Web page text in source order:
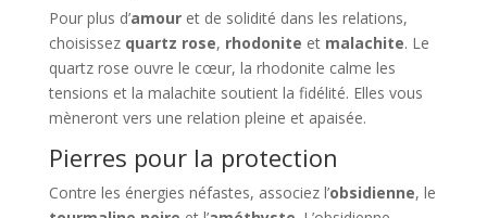
Pour plus d’amouret de solidité dans les relations,
choisissez quartz rose, rhodonite et malachite. Le
quartz rose ouvre le cœur, la rhodonite calme les
tensions et la malachite soutient la fidélité. Elles vous
mèneront vers une relation pleine et apaisée.
Pierres pour la protection
Contre les énergies néfastes, associez l’obsidienne, le